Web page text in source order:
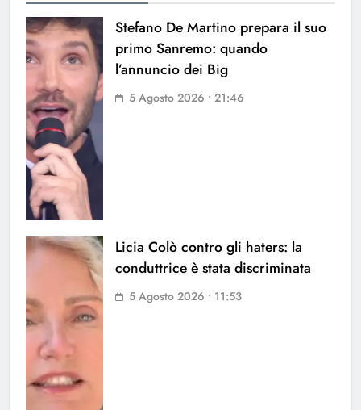
Stefano De Martino prepara il suo
primo Sanremo: quando
l’annuncio dei Big
5 Agosto 2026 • 21:46
Licia Colò contro gli haters: la
conduttrice è stata discriminata
5 Agosto 2026 • 11:53